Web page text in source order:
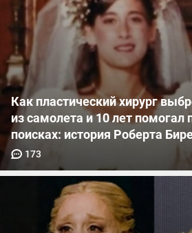
Как пластический хирург
из самолета и 10 лет помогал
поисках: история Роберта
173